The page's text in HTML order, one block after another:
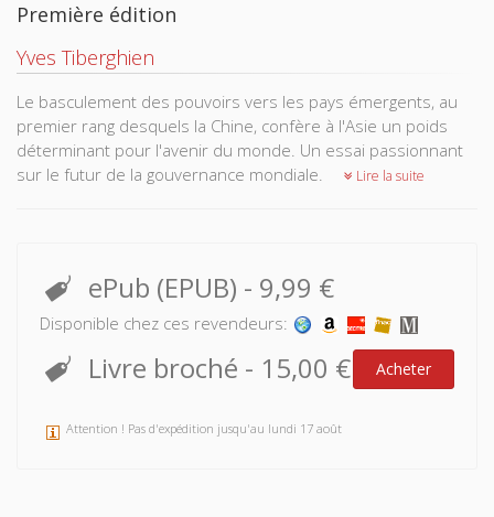
Première édition
Yves Tiberghien
Le basculement des pouvoirs vers les pays émergents, au
premier rang desquels la Chine, confère à l'Asie un poids
déterminant pour l'avenir du monde. Un essai passionnant
sur le futur de la gouvernance mondiale.
Lire la suite
ePub (EPUB) - 9,99 €
Disponible chez ces revendeurs:
Livre broché - 15,00 € Acheter
Attention ! Pas d'expédition jusqu'au lundi 17 août